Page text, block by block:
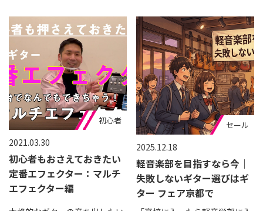
2021.03.30
初心者もおさえておきたい
定番エフェクター：マルチ
エフェクター編
おすすめ
初心者
2025.12.18
軽音楽部を目指すなら今｜
失敗しないギター選びはギ
ター フェア京都で
セール